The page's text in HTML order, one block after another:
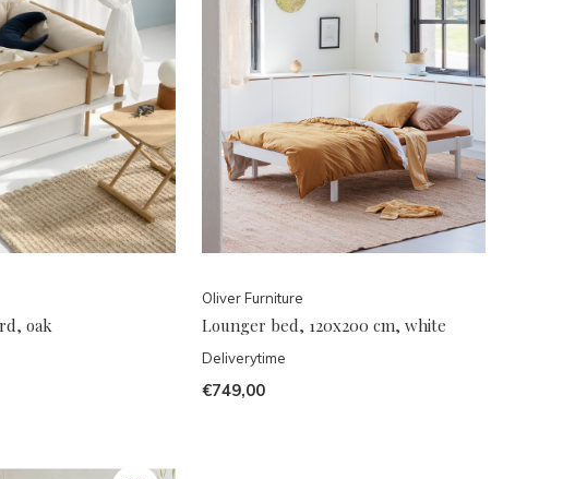
oak
Oliver Furniture
Lounger bed, 120x200 cm, white
Deliverytime
€749,00